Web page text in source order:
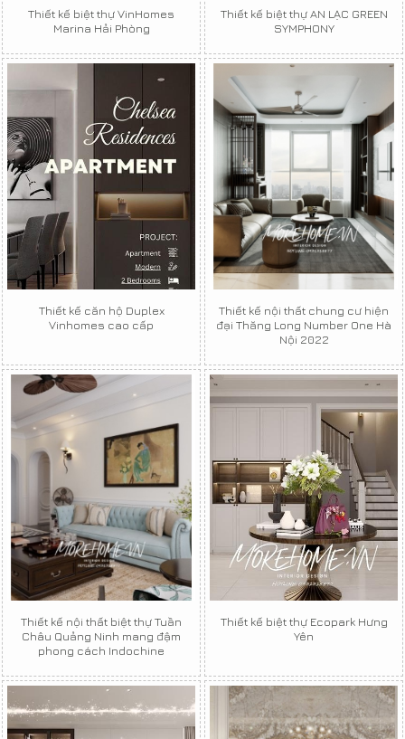
Thiết kế biệt thự VinHomes
Marina Hải Phòng
Thiết kế biệt thự AN LẠC GREEN
SYMPHONY
Thiết kế căn hộ Duplex
Vinhomes cao cấp
Thiết kế nội thất chung cư hiện
đại Thăng Long Number One Hà
Nội 2022
Thiết kế nội thất biệt thự Tuần
Châu Quảng Ninh mang đậm
phong cách Indochine
Thiết kế biệt thự Ecopark Hưng
Yên